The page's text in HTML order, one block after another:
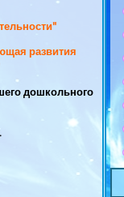
развития
дошкольного